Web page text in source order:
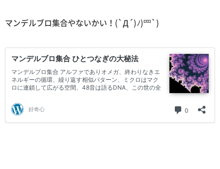
マンデルブロ集合やないかい！(`Д´)ﾉ)罒`)